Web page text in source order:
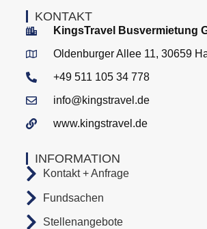
INFORMATION
Kontakt + Anfrage
Fundsachen
Stellenangebote
KONTAKT
KingsTravel Busvermietung
Oldenburger Allee 11, 30659
+49 511 105 34 778
info@kingstravel.de
www.kingstravel.de